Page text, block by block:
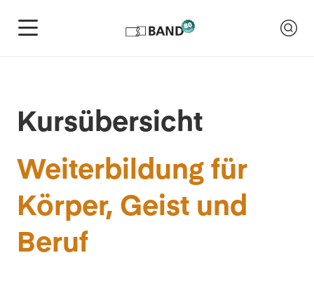
Kursübersicht
Weiterbildung für
Körper, Geist und
Beruf